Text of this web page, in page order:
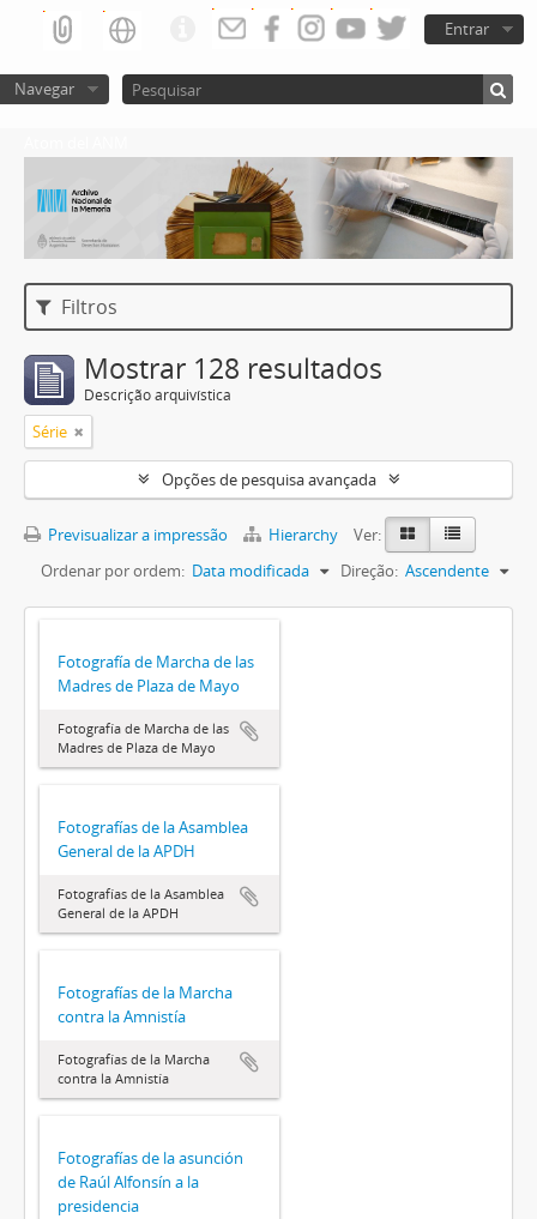
Entrar
Navegar
Filtros
Mostrar 128 resultados
Descrição arquivística
Série
Opções de pesquisa avançada
Previsualizar a impressão Hierarchy
Ver:
Ordenar por ordem: Data modificada Direção: Ascendente
Fotografía de Marcha de las
Madres de Plaza de Mayo
Fotografía de Marcha de las
Madres de Plaza de Mayo
Fotografías de la Asamblea
General de la APDH
Fotografías de la Asamblea
General de la APDH
Fotografías de la Marcha
contra la Amnistía
Fotografías de la Marcha
contra la Amnistía
Fotografías de la asunción
de Raúl Alfonsín a la
presidencia